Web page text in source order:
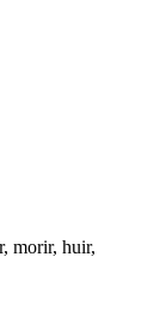
morir, huir,